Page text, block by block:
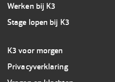
Werken bij K3
Stage lopen bij K3
Footer
3
K3
K3 voor morgen
Privacyverklaring